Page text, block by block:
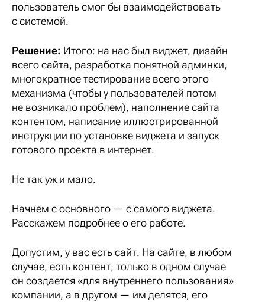
пользователь смог бы взаимодействовать
с системой.
Решение: Итого: на нас был виджет, дизайн
всего сайта, разработка понятной админки,
многократное тестирование всего этого
механизма (чтобы у пользователей потом
не возникало проблем), наполнение сайта
контентом, написание иллюстрированной
инструкции по установке виджета и запуск
готового проекта в интернет.
Не так уж и мало.
Начнем с основного — с самого виджета.
Расскажем подробнее о его работе.
Допустим, у вас есть сайт. На сайте, в любом
случае, есть контент, только в одном случае
он создается «для внутреннего пользования»
компании, а в другом — им делятся, его